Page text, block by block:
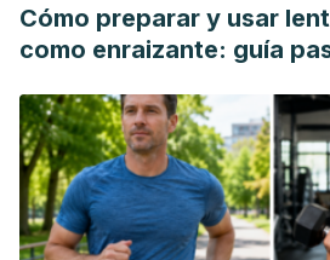
Cómo preparar y usar
como enraizante: guía